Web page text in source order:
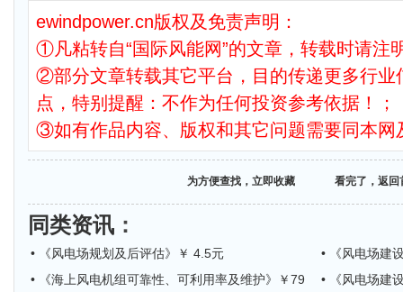
ewindpower.cn版权及免责声明：
①凡粘转自“国际风能网”的文章，转载时请注
②部分文章转载其它平台，目的传递更多行业
点，特别提醒：不作为任何投资参考依据！；
③如有作品内容、版权和其它问题需要同本网
为方便查找，立即收藏 看完了，返回
同类资讯 ：
• 《风电场规划及后评估》￥ 4.5元
• 《风电场建
• 《海上风电机组可靠性、可利用率及维护》￥79
• 《风电场建